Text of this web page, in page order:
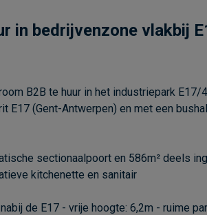
in bedrijvenzone vlakbij
B2B te huur in het industriepark E17/
E17 (Gent-Antwerpen) en met een
sectionaalpoort en 586m² deels
kitchenette en sanitair
de E17 - vrije hoogte: 6,2m - ruime